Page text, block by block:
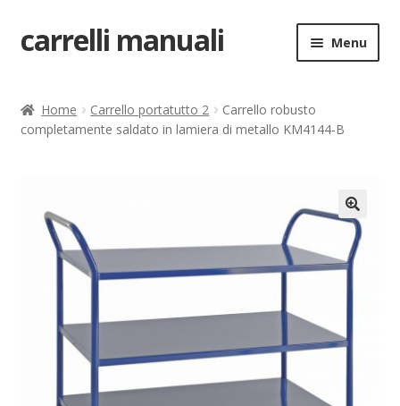
Vai
alla
Vai
al
carrelli manuali Menu
Carrello
Come ordinare
Come registrarsi al sito
Contatti
costruttori
Home Carrello portatutto 2
Carrello robusto
completamente saldato in lamiera di metallo KM4144-B
🔍